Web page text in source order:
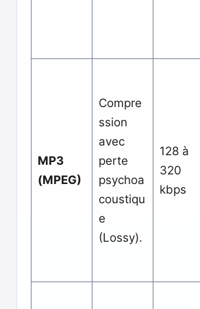
MP3
(MPEG)
Compre
ssion
avec
perte
psychoa
coustiqu
e
(Lossy).
128 à
320
kbps